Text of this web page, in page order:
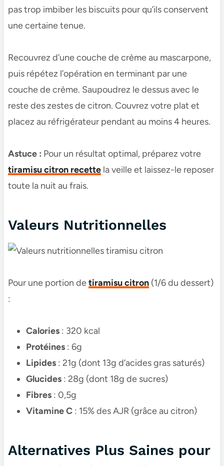
pas trop imbiber les biscuits pour qu’ils conservent
une certaine tenue.
Recouvrez d’une couche de crème au mascarpone,
puis répétez l’opération en terminant par une
couche de crème. Saupoudrez le dessus avec le
reste des zestes de citron. Couvrez votre plat et
placez au réfrigérateur pendant au moins 4 heures.
Astuce : Pour un résultat optimal, préparez votre
tiramisu citron recettela veille et laissez-le reposer
toute la nuit au frais.
Valeurs Nutritionnelles
Pour une portion detiramisu citron(1/6 du dessert)
:
Calories: 320 kcal
Protéines: 6g
Lipides: 21g (dont 13g d’acides gras saturés)
Glucides: 28g (dont 18g de sucres)
Fibres: 0,5g
Vitamine C: 15% des AJR (grâce au citron)
Alternatives Plus Saines pour